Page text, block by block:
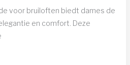
voor bruiloften biedt dames de
en comfort. Deze